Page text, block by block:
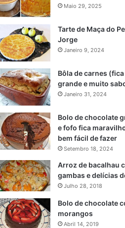
Maio 29, 2025
Tarte de Maça do
Jorge
Janeiro 9, 2024
Bôla de carnes (fica
grande e muito
Janeiro 31, 2024
Bolo de chocolate
e fofo fica
bem fácil de fazer
Setembro 18, 2024
Arroz de bacalhau
gambas e delícias
Julho 28, 2018
Bolo de chocolate
morangos
Abril 14, 2019